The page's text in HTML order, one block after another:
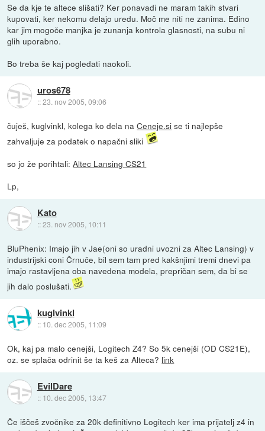
Se da kje te altece slišati? Ker ponavadi ne maram takih stvari
kupovati, ker nekomu delajo uredu. Moč me niti ne zanima. Edino
kar jim mogoče manjka je zunanja kontrola glasnosti, na subu ni
glih uporabno.
Bo treba še kaj pogledati naokoli.
uros678
::23. nov 2005, 09:06
čuješ, kuglvinkl, kolega ko dela naCeneje.si se ti najlepše
zahvaljuje za podatek o napačni sliki
so jo že porihtali:Altec Lansing CS21
Lp,
Kato
::23. nov 2005, 10:11
BluPhenix: Imajo jih v Jae(oni so uradni uvozni za Altec Lansing) v
industrijski coni Črnuče, bil sem tam pred kakšnjimi tremi dnevi pa
imajo rastavljena oba navedena modela, prepričan sem, da bi se
jih dalo poslušati.
kuglvinkl
:: 10. dec 2005, 11:09
Ok, kaj pa malo cenejši, Logitech Z4? So 5k cenejši (OD CS21E),
oz. se splača odrinit še ta keš za Alteca? link
EvilDare
:: 10. dec 2005, 13:47
Če iščeš zvočnike za 20k definitivno Logitech ker ima prijatelj z4 in